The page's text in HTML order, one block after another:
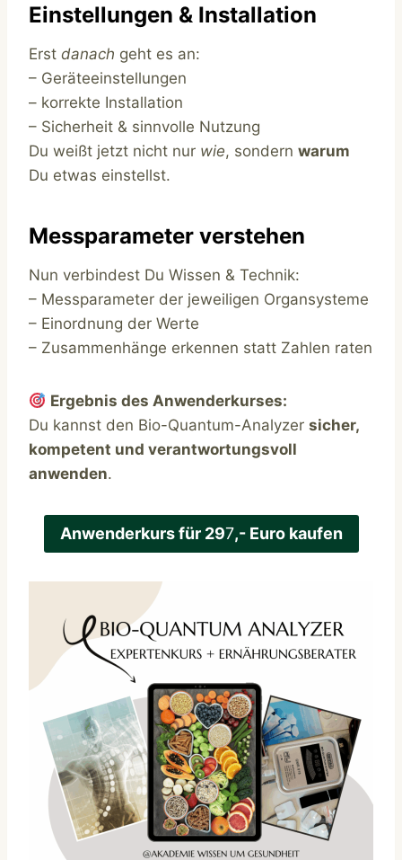
Einstellungen & Installation
Erst danach geht es an:
– Geräteeinstellungen
– korrekte Installation
– Sicherheit & sinnvolle Nutzung
Du weißt jetzt nicht nur wie, sondern warum
Du etwas einstellst.
Messparameter verstehen
Nun verbindest Du Wissen & Technik:
– Messparameter der jeweiligen Organsysteme
– Einordnung der Werte
– Zusammenhänge erkennen statt Zahlen raten
Ergebnis des Anwenderkurses:
Du kannst den Bio-Quantum-Analyzer sicher,
kompetent und verantwortungsvoll
anwenden.
Anwenderkurs für 297,- Euro kaufen